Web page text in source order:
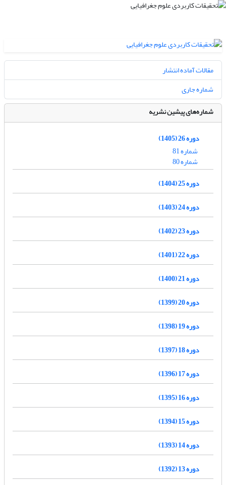
مقالات آماده انتشار
شماره جاری
شماره‌های پیشین نشریه
دوره 26 (1405)
شماره 81
شماره 80
دوره 25 (1404)
دوره 24 (1403)
دوره 23 (1402)
دوره 22 (1401)
دوره 21 (1400)
دوره 20 (1399)
دوره 19 (1398)
دوره 18 (1397)
دوره 17 (1396)
دوره 16 (1395)
دوره 15 (1394)
دوره 14 (1393)
دوره 13 (1392)